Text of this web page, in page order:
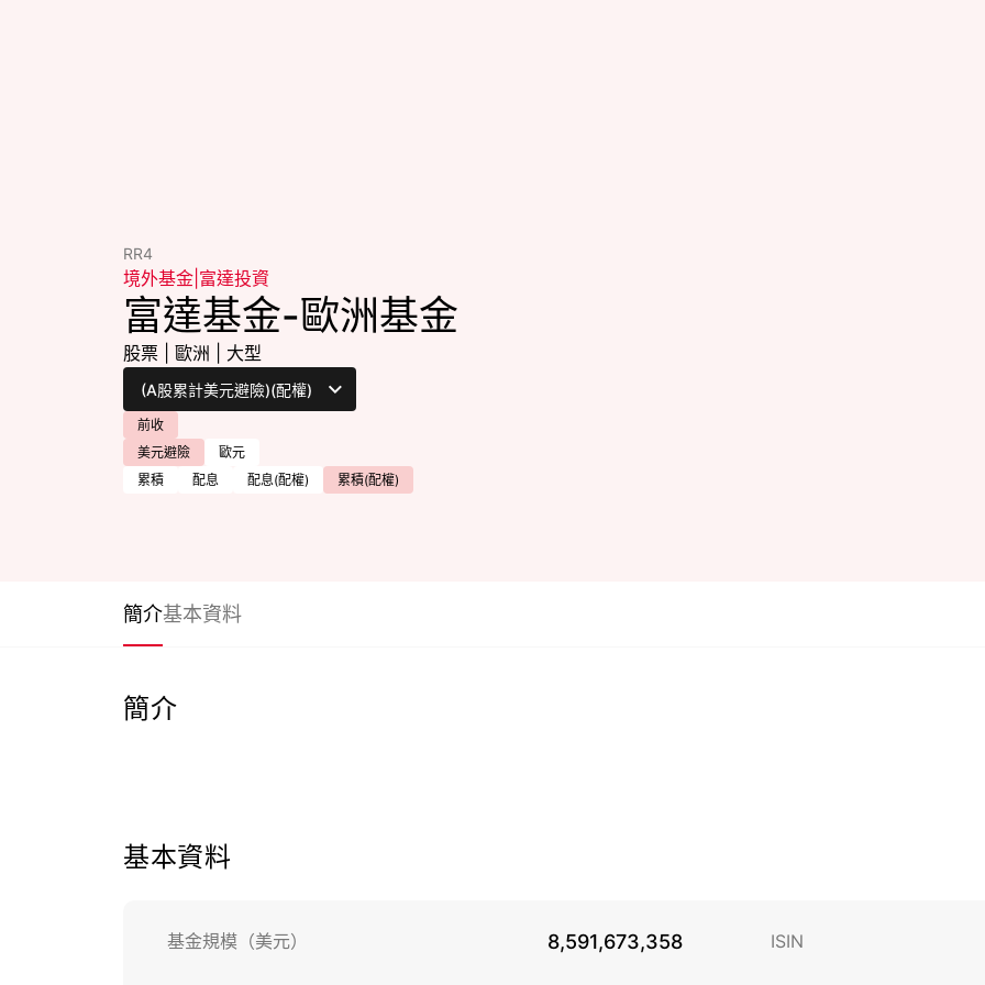
RR4
境外基金 富達投資
富達基金-歐洲基金
股票 歐洲 大型
前收
美元避險
歐元
累積
配息 配息(配權) 累積(配權)
簡介基本資料
簡介
基本資料
基金規模（美元） 8,591,673,358 ISIN